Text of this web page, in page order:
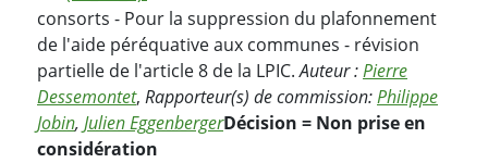
consorts - Pour la suppression du plafonnement
de l'aide péréquative aux communes - révision
partielle de l'article 8 de la LPIC.Auteur :Pierre
Dessemontet, Rapporteur(s) de commission:Philippe
Jobin, Julien EggenbergerDécision = Non prise en
considération